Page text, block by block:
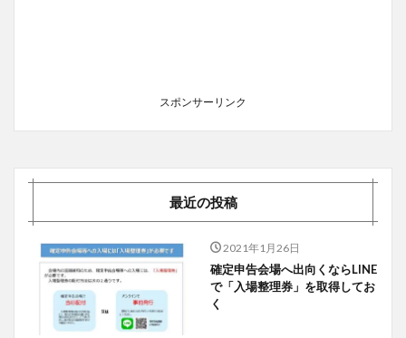
スポンサーリンク
最近の投稿
2021年1月26日
確定申告会場へ出向くならLINE
で「入場整理券」を取得してお
く